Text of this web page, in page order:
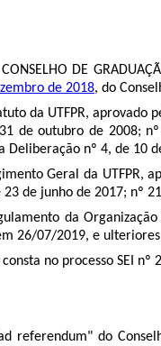
DE
de 2018, do
da UTFPR,
de outubro de 2008;
Deliberação nº 4, de 10
Geral da UTFPR,
de junho de 2017; nº
da
26/07/2019, e
no processo SEI nº
referendum" do